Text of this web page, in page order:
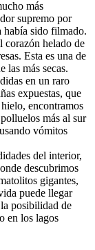
más
supremo por
había sido filmado.
corazón helado de
Esta es una de
las más secas.
en un raro
expuestas, que
encontramos
más al sur
vómitos
del interior,
descubrimos
gigantes,
puede llegar
posibilidad de
en los lagos